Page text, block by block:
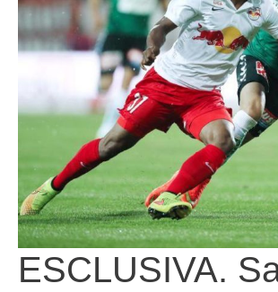
ESCLUSIVA.